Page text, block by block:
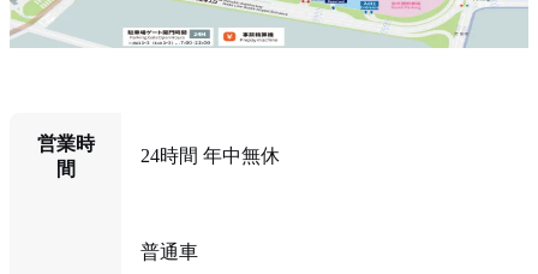
営業時
間
24時間 年中無休
普通車